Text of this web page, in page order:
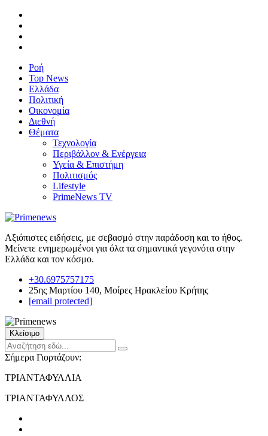
Ροή
Top News
Ελλάδα
Πολιτική
Οικονομία
Διεθνή
Θέματα
Τεχνολογία
Περιβάλλον & Ενέργεια
Υγεία & Επιστήμη
Πολιτισμός
Lifestyle
PrimeNews TV
Αξιόπιστες ειδήσεις, με σεβασμό στην παράδοση και το ήθος.
Μείνετε ενημερωμένοι για όλα τα σημαντικά γεγονότα στην
Ελλάδα και τον κόσμο.
+30.6975757175
25ης Μαρτίου 140, Μοίρες Ηρακλείου Κρήτης
[email protected]
Κλείσιμο
Σήμερα Γιορτάζουν:
ΤΡΙΑΝΤΑΦΥΛΛΙΑ
ΤΡΙΑΝΤΑΦΥΛΛΟΣ